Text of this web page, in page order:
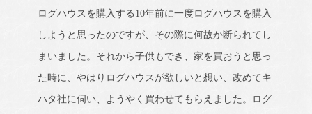
ログハウスを購入する10年前に一度ログハウスを購入
しようと思ったのですが、その際に何故か断られてし
まいました。それから子供もでき、家を買おうと思っ
た時に、やはりログハウスが欲しいと想い、改めてキ
ハタ社に伺い、ようやく買わせてもらえました。ログ